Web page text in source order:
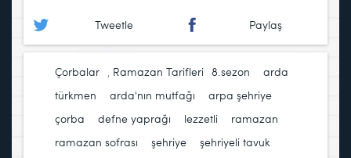
Tweetle Paylaş
Çorbalar , Ramazan Tarifleri 8.sezon
arda
türkmen
arda'nın mutfağı arpa şehriye
çorba
defne yaprağı lezzetli ramazan
ramazan sofrası
şehriye
şehriyeli tavuk